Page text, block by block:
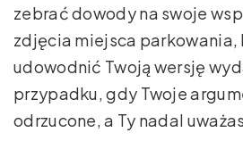
zebrać dowody na swoje
zdjęcia miejsca parkowania,
udowodnić Twoją wersję
przypadku, gdy Twoje
odrzucone, a Ty nadal